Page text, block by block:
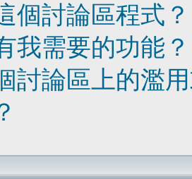
個討論區程式？
我需要的功能？
討論區上的濫